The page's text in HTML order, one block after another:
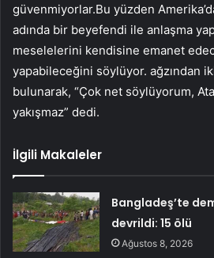
güvenmiyorlar.Bu yüzden
adında bir beyefendi ile anlaşma
meselelerini kendisine emanet
yapabileceğini söylüyor. ağzından
bulunarak, “Çok net söylüyorum,
yakışmaz” dedi.
İlgili Makaleler
Bangladeş’te
devrildi: 15 ölü
Ağustos 8, 2026